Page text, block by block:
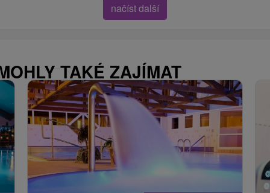
načíst další
TAKÉ ZAJÍMAT